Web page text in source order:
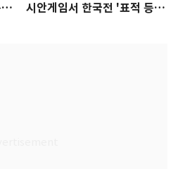
'
시안게임서 한국전 '표적 등